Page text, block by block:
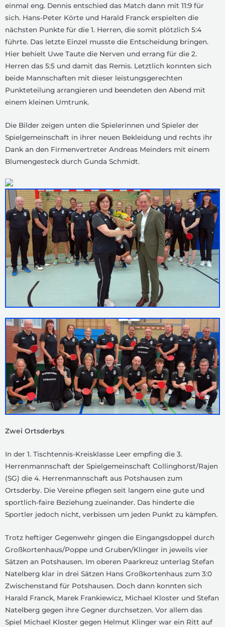
einmal eng. Dennis entschied das Match dann mit 11:9 für
sich. Hans-Peter Körte und Harald Franck erspielten die
nächsten Punkte für die 1. Herren, die somit plötzlich 5:4
führte. Das letzte Einzel musste die Entscheidung bringen.
Hier behielt Uwe Taute die Nerven und errang für die 2.
Herren das 5:5 und damit das Remis. Letztlich konnten sich
beide Mannschaften mit dieser leistungsgerechten
Punkteteilung arrangieren und beendeten den Abend mit
einem kleinen Umtrunk.
Die Bilder zeigen unten die Spielerinnen und Spieler der
Spielgemeinschaft in ihrer neuen Bekleidung und rechts ihr
Dank an den Firmenvertreter Andreas Meinders mit einem
Blumengesteck durch Gunda Schmidt.
Zwei Ortsderbys
In der 1. Tischtennis-Kreisklasse Leer empfing die 3.
Herrenmannschaft der Spielgemeinschaft Collinghorst/Rajen
(SG) die 4. Herrenmannschaft aus Potshausen zum
Ortsderby. Die Vereine pflegen seit langem eine gute und
sportlich-faire Beziehung zueinander. Das hinderte die
Sportler jedoch nicht, verbissen um jeden Punkt zu kämpfen.
Trotz heftiger Gegenwehr gingen die Eingangsdoppel durch
Großkortenhaus/Poppe und Gruben/Klinger in jeweils vier
Sätzen an Potshausen. Im oberen Paarkreuz unterlag Stefan
Natelberg klar in drei Sätzen Hans Großkortenhaus zum 3:0
Zwischenstand für Potshausen. Doch dann konnten sich
Harald Franck, Marek Frankiewicz, Michael Kloster und Stefan
Natelberg gegen ihre Gegner durchsetzen. Vor allem das
Spiel Michael Kloster gegen Helmut Klinger war ein Ritt auf